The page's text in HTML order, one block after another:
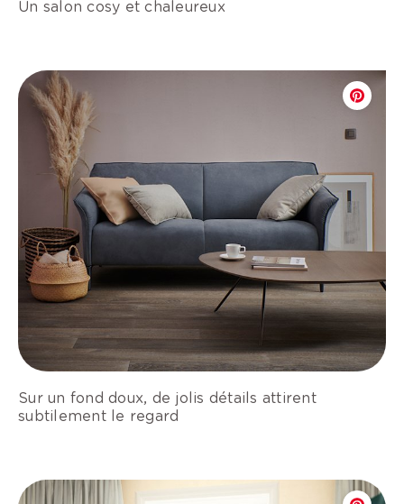
Un salon cosy et chaleureux
Sur un fond doux, de jolis détails attirent
subtilement le regard